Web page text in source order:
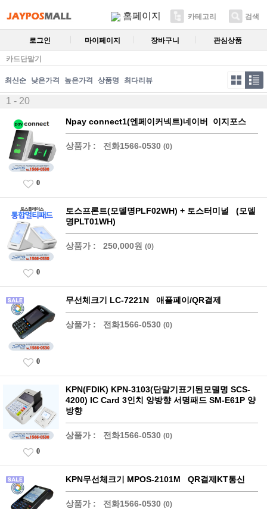
홈페이지 카테고리 검색
로그인 마이페이지 장바구니 관심상품
카드단말기
최신순 낮은가격 높은가격 상품명 최다리뷰
1 - 20
Npay connect1(엔페이커넥트)네이버 이지포스
상품가 : 전화1566-0530 (0)
0
토스프론트(모델명PLF02WH) + 토스터미널 (모델
명PLT01WH)
상품가 : 250,000원 (0)
0
무선체크기 LC-7221N 애플페이/QR결제
상품가 : 전화1566-0530 (0)
0
KPN(FDIK) KPN-3103(단말기표기된모델명 SCS-
4200) IC Card 3인치 양방향 서명패드 SM-E61P 양
방향
상품가 : 전화1566-0530 (0)
0
KPN무선체크기 MPOS-2101M QR결제KT통신
상품가 : 전화1566-0530 (0)